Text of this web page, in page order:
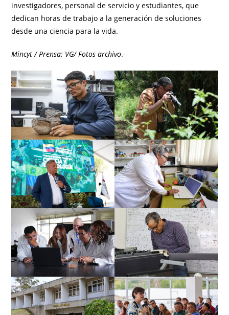
investigadores, personal de servicio y estudiantes, que
dedican horas de trabajo a la generación de soluciones
desde una ciencia para la vida.
Mincyt / Prensa: VG/ Fotos archivo.-